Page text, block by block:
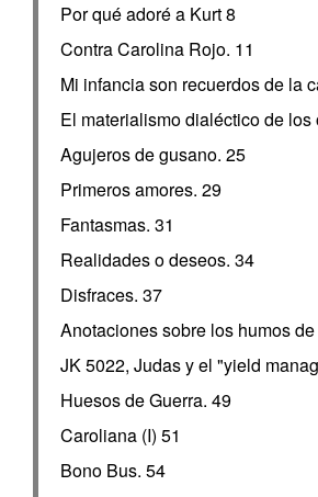
Por qué adoré a Kurt 8
Contra Carolina Rojo. 11
Mi infancia son recuerdos de la
El materialismo dialéctico de los
Agujeros de gusano. 25
Primeros amores. 29
Fantasmas. 31
Realidades o deseos. 34
Disfraces. 37
Anotaciones sobre los humos
JK 5022, Judas y el "yield
Huesos de Guerra. 49
Caroliana (I) 51
Bono Bus. 54